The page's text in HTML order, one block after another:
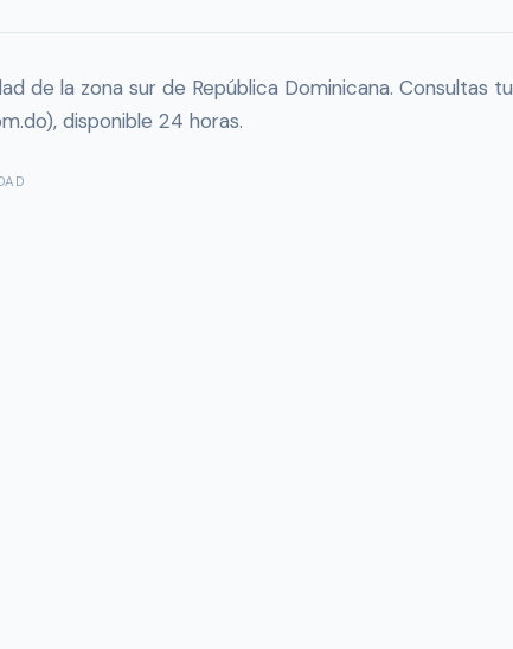
de la zona sur de República Dominicana. Consultas tu
disponible 24 horas.